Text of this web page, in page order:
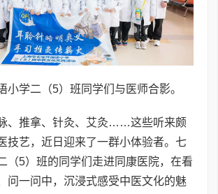
小学二（5）班同学们与医师合影。
、推拿、针灸、艾灸……这些听来颇
技艺，近日迎来了一群小体验者。七
（5）班的同学们走进同康医院，在看
问一问中，沉浸式感受中医文化的魅